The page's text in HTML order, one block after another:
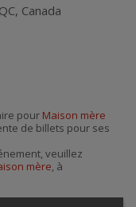
QC, Canada
pour Maison mère
de billets pour ses
veuillez
mère, à